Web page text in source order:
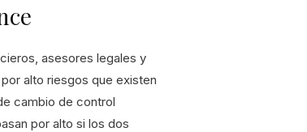
asesores legales y
alto riesgos que existen
cambio de control
por alto si los dos